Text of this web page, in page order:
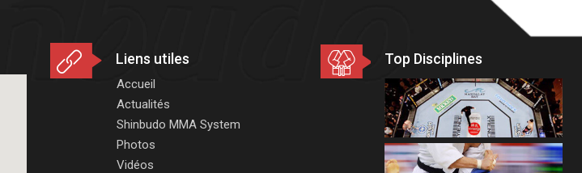
Liens utiles
Accueil
Actualités
Shinbudo MMA System
Photos
Vidéos
Top Disciplines